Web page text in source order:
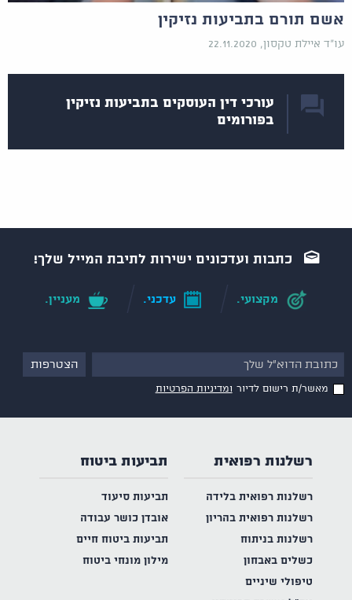
אשם תורם בתביעות נזיקין
עו"ד איילת טקסון, 22.11.2020
עורכי דין העוסקים בתביעות נזיקין
בפורומים
כתבות ועדכונים ישירות לתיבת המייל שלך!
מקצועי. עדכני. מעניין.
מאשר/ת רישום לדיור ומדיניות הפרטיות
רשלנות רפואית
רשלנות רפואית בלידה
רשלנות רפואית בהריון
רשלנות בניתוח
כשלים באבחון
טיפולי שיניים
תביעות ביטוח
תביעות סיעוד
אובדן כושר עבודה
תביעות ביטוח חיים
מילון מונחי ביטוח